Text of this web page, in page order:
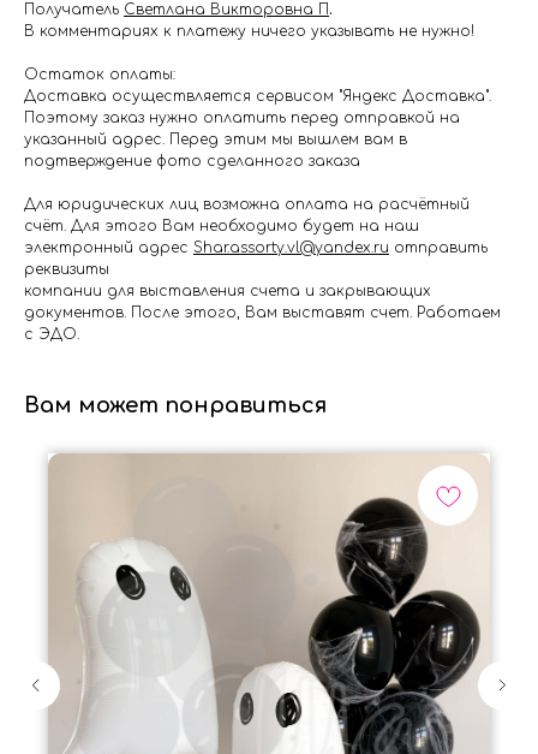
Получатель Светлана Викторовна П .
В комментариях к платежу ничего указывать не нужно!
Остаток оплаты:
Доставка осуществляется сервисом "Яндекс Доставка".
Поэтому заказ нужно оплатить перед отправкой на
указанный адрес. Перед этим мы вышлем вам в
подтверждение фото сделанного заказа
Для юридических лиц возможна оплата на расчётный
счёт. Для этого Вам необходимо будет на наш
электронный адрес Shar.assorty.vl@yandex.ru отправить
реквизиты
компании для выставления счета и закрывающих
документов. После этого, Вам выставят счет. Работаем
с ЭДО.
Вам может понравиться